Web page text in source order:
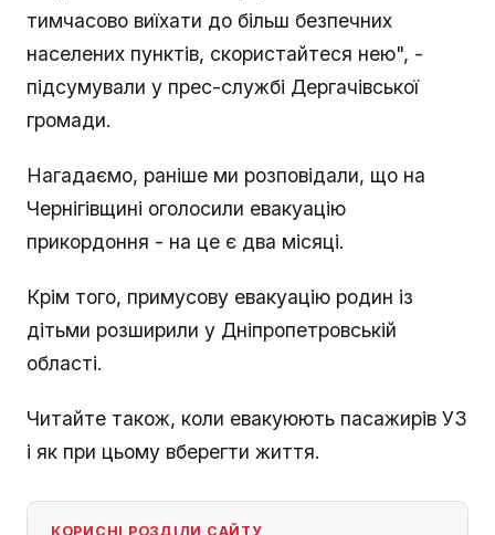
тимчасово виїхати до більш безпечних
населених пунктів, скористайтеся нею", -
підсумували у прес-службі Дергачівської
громади.
Нагадаємо, раніше ми розповідали, що на
Чернігівщині оголосили евакуацію
прикордоння - на це є два місяці.
Крім того, примусову евакуацію родин із
дітьми розширили у Дніпропетровській
області.
Читайте також, коли евакуюють пасажирів УЗ
і як при цьому вберегти життя.
КОРИСНІ РОЗДІЛИ САЙТУ